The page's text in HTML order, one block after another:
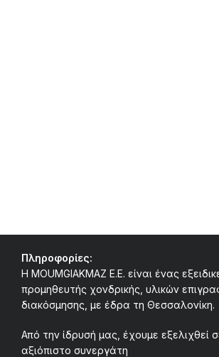
Πληροφορίες:
Η MOUMGIAKMAZ E.E. είναι ένας
προμηθευτής χονδρικής, υλικών
διακόσμησης, με έδρα τη Θεσσαλονίκη.
Από την ίδρυσή μας, έχουμε εξελιχθεί
αξιόπιστο συνεργάτη